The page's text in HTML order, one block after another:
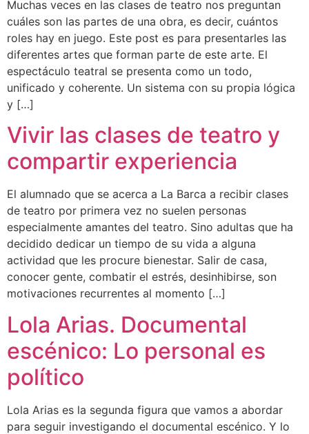
Muchas veces en las clases de teatro nos preguntan
cuáles son las partes de una obra, es decir, cuántos
roles hay en juego. Este post es para presentarles las
diferentes artes que forman parte de este arte. El
espectáculo teatral se presenta como un todo,
unificado y coherente. Un sistema con su propia lógica
y […]
Vivir las clases de teatro y
compartir experiencia
El alumnado que se acerca a La Barca a recibir clases
de teatro por primera vez no suelen personas
especialmente amantes del teatro. Sino adultas que ha
decidido dedicar un tiempo de su vida a alguna
actividad que les procure bienestar. Salir de casa,
conocer gente, combatir el estrés, desinhibirse, son
motivaciones recurrentes al momento […]
Lola Arias. Documental
escénico: Lo personal es
político
Lola Arias es la segunda figura que vamos a abordar
para seguir investigando el documental escénico. Y lo